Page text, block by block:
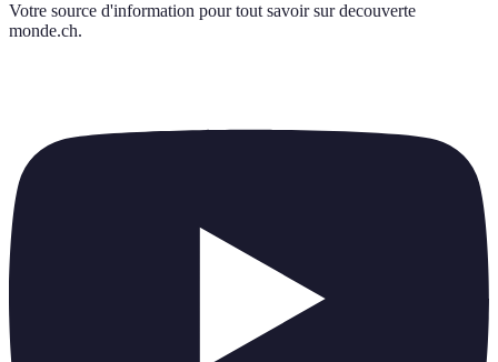
Votre source d'information pour tout savoir sur decouverte
monde.ch.